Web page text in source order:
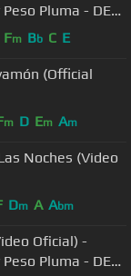
Pluma - DEL
Fm Bb C E
(Official
m D Em Am
Noches (Video
Dm A Abm
Oficial) -
Pluma - DEL